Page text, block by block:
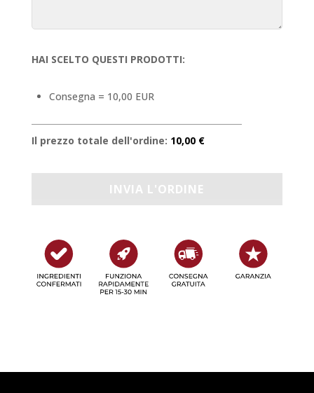
HAI SCELTO QUESTI PRODOTTI:
Consegna = 10,00 EUR
Il prezzo totale dell'ordine: 10,00 €